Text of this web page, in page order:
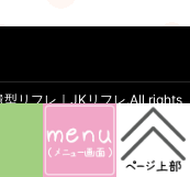
リフレ｜JKリフレ.All rights